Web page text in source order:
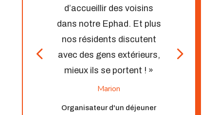
d’accueillir des voisins
dans notre Ephad. Et plus
nos résidents discutent
avec des gens extérieurs,
mieux ils se portent ! »
Marion
Organisateur d'un déjeuner